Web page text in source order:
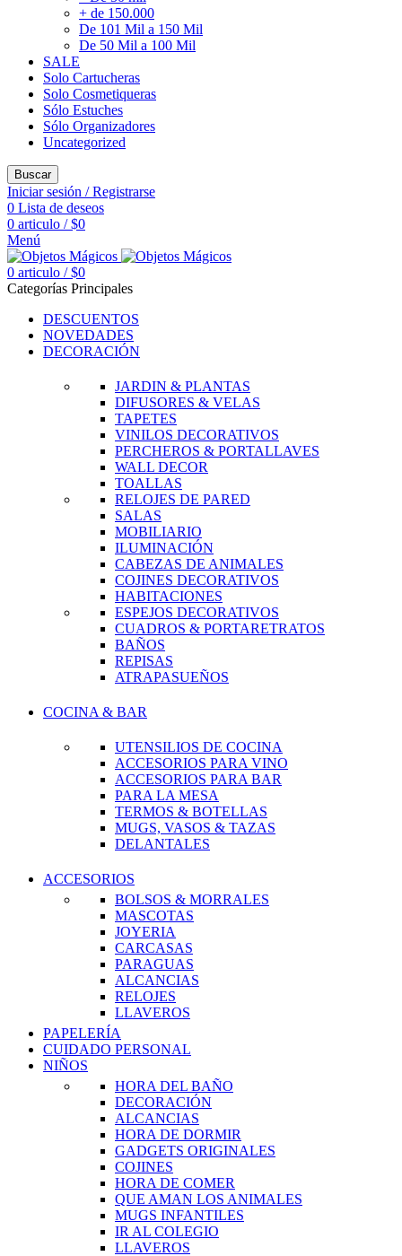
+ de 150.000
De 101 Mil a 150 Mil
De 50 Mil a 100 Mil
SALE
Solo Cartucheras
Solo Cosmetiqueras
Sólo Estuches
Sólo Organizadores
Uncategorized
Buscar
Iniciar sesión / Registrarse
0 Lista de deseos
0 articulo / $0
Menú
0 articulo / $0
Categorías Principales
DESCUENTOS
NOVEDADES
DECORACIÓN
JARDIN & PLANTAS
DIFUSORES & VELAS
TAPETES
VINILOS DECORATIVOS
PERCHEROS & PORTALLAVES
WALL DECOR
TOALLAS
RELOJES DE PARED
SALAS
MOBILIARIO
ILUMINACIÓN
CABEZAS DE ANIMALES
COJINES DECORATIVOS
HABITACIONES
ESPEJOS DECORATIVOS
CUADROS & PORTARETRATOS
BAÑOS
REPISAS
ATRAPASUEÑOS
COCINA & BAR
UTENSILIOS DE COCINA
ACCESORIOS PARA VINO
ACCESORIOS PARA BAR
PARA LA MESA
TERMOS & BOTELLAS
MUGS, VASOS & TAZAS
DELANTALES
ACCESORIOS
BOLSOS & MORRALES
MASCOTAS
JOYERIA
CARCASAS
PARAGUAS
ALCANCIAS
RELOJES
LLAVEROS
PAPELERÍA
CUIDADO PERSONAL
NIÑOS
HORA DEL BAÑO
DECORACIÓN
ALCANCIAS
HORA DE DORMIR
GADGETS ORIGINALES
COJINES
HORA DE COMER
QUE AMAN LOS ANIMALES
MUGS INFANTILES
IR AL COLEGIO
LLAVEROS